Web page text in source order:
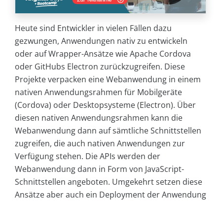
Heute sind Entwickler in vielen Fällen dazu
gezwungen, Anwendungen nativ zu entwickeln
oder auf Wrapper-Ansätze wie Apache Cordova
oder GitHubs Electron zurückzugreifen. Diese
Projekte verpacken eine Webanwendung in einem
nativen Anwendungsrahmen für Mobilgeräte
(Cordova) oder Desktopsysteme (Electron). Über
diesen nativen Anwendungsrahmen kann die
Webanwendung dann auf sämtliche Schnittstellen
zugreifen, die auch nativen Anwendungen zur
Verfügung stehen. Die APIs werden der
Webanwendung dann in Form von JavaScript-
Schnittstellen angeboten. Umgekehrt setzen diese
Ansätze aber auch ein Deployment der Anwendung